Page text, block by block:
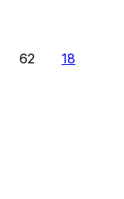
62 18